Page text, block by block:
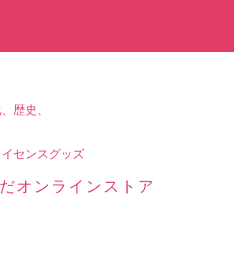
歴史、
センスグッズ
オンラインストア